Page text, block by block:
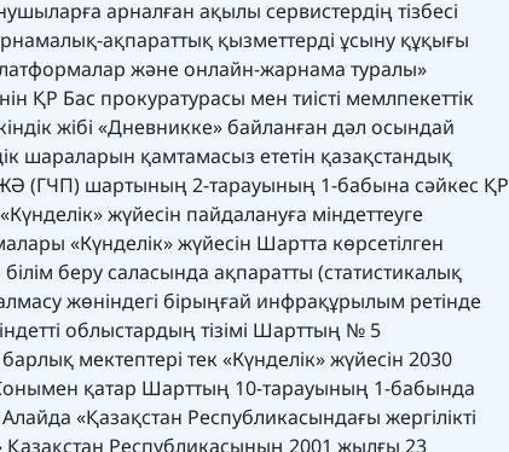
арналған ақылы сервистердің тізбесі
ақпараттық қызметтерді ұсыну құқығы
және онлайн-жарнама туралы»
ҚР Бас прокуратурасы мен тиісті мемлпекеттік
жібі «Дневникке» байланған дәл осындай
шараларын қамтамасыз ететін қазақстандық
(ГЧП) шартының 2-тарауының 1-бабына сәйкес ҚР
жүйесін пайдалануға міндеттеуге
«Күнделік» жүйесін Шартта көрсетілген
беру саласында ақпаратты (статистикалық
жөніндегі бірыңғай инфрақұрылым ретінде
облыстардың тізімі Шарттың № 5
мектептері тек «Күнделік» жүйесін 2030
қатар Шарттың 10-тарауының 1-бабында
Алайда «Қазақстан Республикасындағы жергілікті
Қазақстан Республикасының 2001 жылғы 23